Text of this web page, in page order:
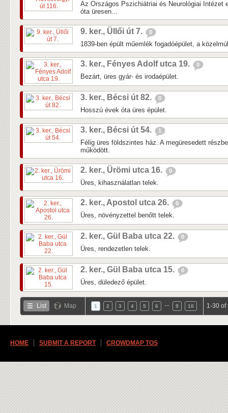
Az Országos Pszichiátriai és Neurológiai Intézet
óta üresen...
9. ker., Üllői út 7. 0
1839-ben épült műemlék fogadóépület, a
3. ker., Fényes Adolf utca 19. 0
Bezárt, üres gyár- és irodaépület.
3. ker., Bécsi út 82. 0
Hosszú évek óta üres épület.
3. ker., Bécsi út 54. 1
Félig üres földszintes ház. A megüresedett
működött.
2. ker., Ürömi utca 16. 0
Üres, kihasználatlan telek.
2. ker., Apostol utca 26. 0
Üres, növényzettel benőtt telek.
2. ker., Gül Baba utca 22. 0
Üres, rendezetlen telek.
2. ker., Gül Baba utca 15. 0
Üres, düledező épület.
List Map 1 2 3 4 5 6 9 10 1-30 of
HOME SUBMIT A REPORT CROWDMAP TOS